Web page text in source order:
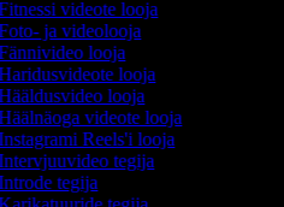
videote looja
ja videolooja
looja
looja
looja
videote looja
Reels'i looja
tegija
tegija